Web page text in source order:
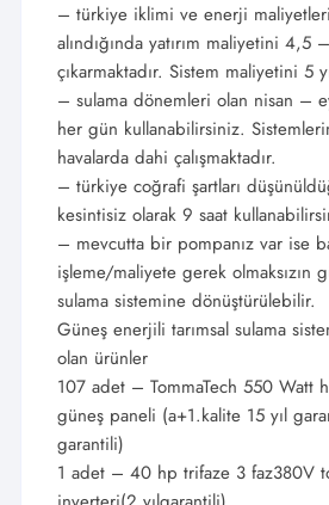
– türkiye iklimi ve enerji
alındığında yatırım maliyetini 4,5
çıkarmaktadır. Sistem maliyetini 5
– sulama dönemleri olan nisan –
her gün kullanabilirsiniz.
havalarda dahi çalışmaktadır.
– türkiye coğrafi şartları
kesintisiz olarak 9 saat
– mevcutta bir pompanız var ise
işleme/maliyete gerek olmaksızın
sulama sistemine dönüştürülebilir.
Güneş enerjili tarımsal sulama
olan ürünler
107 adet – TommaTech 550 Watt
güneş paneli (a+1.kalite 15 yıl
garantili)
1 adet – 40 hp trifaze 3 faz380V